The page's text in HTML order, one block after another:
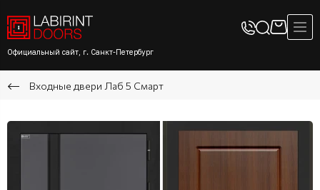
Официальный сайт, г. Санкт-Петербург
Входные двери Лаб 5 Смарт